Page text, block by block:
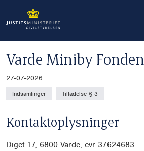
Varde Miniby Fonden
27-07-2026
Indsamlinger Tilladelse § 3
Kontaktoplysninger
Diget 17, 6800 Varde, cvr 37624683